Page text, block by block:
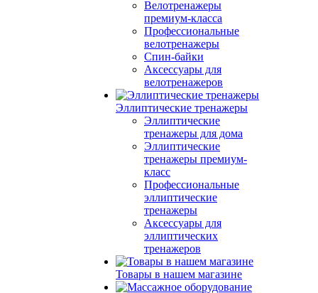
Велотренажеры
премиум-класса
Профессиональные
велотренажеры
Спин-байки
Аксессуары для
велотренажеров
Эллиптические тренажеры
Эллиптические
тренажеры для дома
Эллиптические
тренажеры премиум-
класс
Профессиональные
эллиптические
тренажеры
Аксессуары для
эллиптических
тренажеров
Товары в нашем магазине